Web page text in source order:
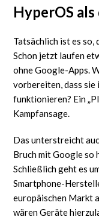
HyperOS
Tatsächlich ist es
Schon jetzt laufen
ohne Google-Apps.
vorbereiten, dass
funktionieren? Ein
Kampfansage.
Das unterstreicht
Bruch mit Google so
Schließlich geht es
Smartphone-
europäischen Markt
wären Geräte